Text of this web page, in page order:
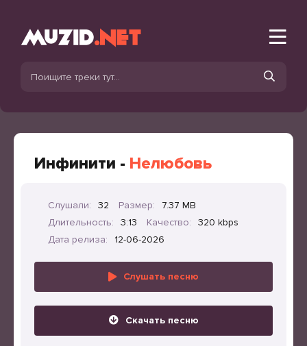
Инфинити - Нелюбовь
Слушали: 32 Размер:
7.37 MB
Длительность:
3:13 Качество:
320 kbps
Дата релиза:
12-06-2026
Слушать песню
Скачать песню